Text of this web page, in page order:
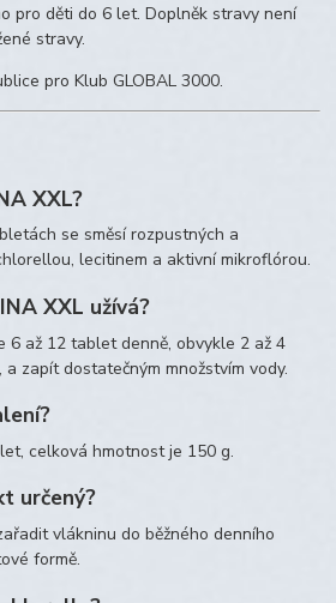
pro děti do 6 let. Doplněk stravy není
stravy.
pro Klub GLOBAL 3000.
XXL?
se směsí rozpustných a
lecitinem a aktivní mikroflórou.
XXL užívá?
6 až 12 tablet denně, obvykle 2 až 4
zapít dostatečným množstvím vody.
celková hmotnost je 150 g.
určený?
vlákninu do běžného denního
formě.